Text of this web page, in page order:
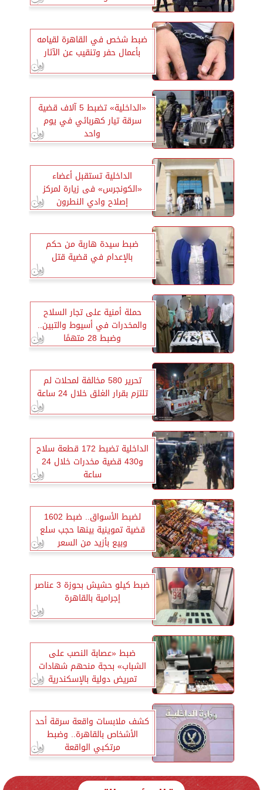
ضبط شخص في القاهرة لقيامه
بأعمال حفر وتنقيب عن الآثار
«الداخلية» تضبط 5 آلاف قضية
سرقة تيار كهربائي في يوم
واحد
الداخلية تستقبل أعضاء
«الكونجرس» فى زيارة لمركز
إصلاح وادي النطرون
ضبط سيدة هاربة من حكم
بالإعدام في قضية قتل
حملة أمنية على تجار السلاح
والمخدرات في أسيوط والتبين..
وضبط 28 متهمًا
تحرير 580 مخالفة لمحلات لم
تلتزم بقرار الغلق خلال 24 ساعة
الداخلية تضبط 172 قطعة سلاح
و430 قضية مخدرات خلال 24
ساعة
لضبط الأسواق.. ضبط 1602
قضية تموينية بينها حجب سلع
وبيع بأزيد من السعر
ضبط كيلو حشيش بحوزة 3 عناصر
إجرامية بالقاهرة
ضبط «عصابة النصب على
الشباب» بحجة منحهم شهادات
تمريض دولية بالإسكندرية
كشف ملابسات واقعة سرقة أحد
الأشخاص بالقاهرة.. وضبط
مرتكبي الواقعة